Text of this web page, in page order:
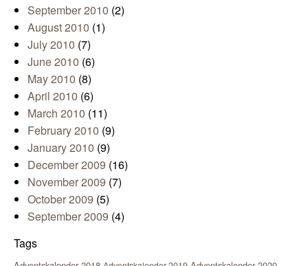
September 2010 (2)
August 2010 (1)
July 2010 (7)
June 2010 (6)
May 2010 (8)
April 2010 (6)
March 2010 (11)
February 2010 (9)
January 2010 (9)
December 2009 (16)
November 2009 (7)
October 2009 (5)
September 2009 (4)
Tags